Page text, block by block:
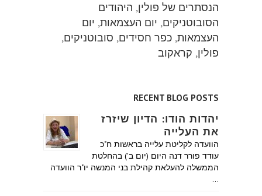
הנסתרים של פולין, היהודים
הסובוטניקים, יום העצמאות, יום
העצמאות, כפר חסידים, סובוטניקים,
פולין, קראקוב
RECENT BLOG POSTS
יהדות הודו: הדיון שיזרז
את העלייה
הוועדה לקליטת עלייה בראשות ח"כ
עודד פורר דנה היום (יום ב') בהחלטת
הממשלה להעלאת קהילת בני המנשה יו"ר הוועדה
…